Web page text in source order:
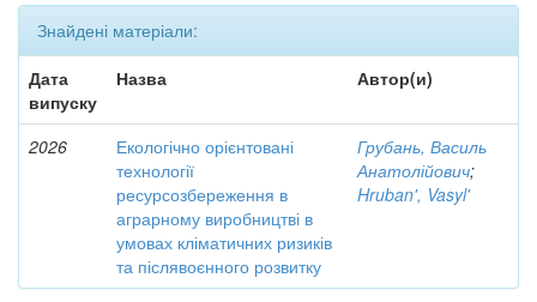
Знайдені матеріали:
Дата
випуску
Назва Автор(и)
2026
Екологічно орієнтовані
технології
ресурсозбереження в
аграрному виробництві в
умовах кліматичних ризиків
та післявоєнного розвитку
Грубань, Василь
Анатолійович;
Hruban', Vasyl'